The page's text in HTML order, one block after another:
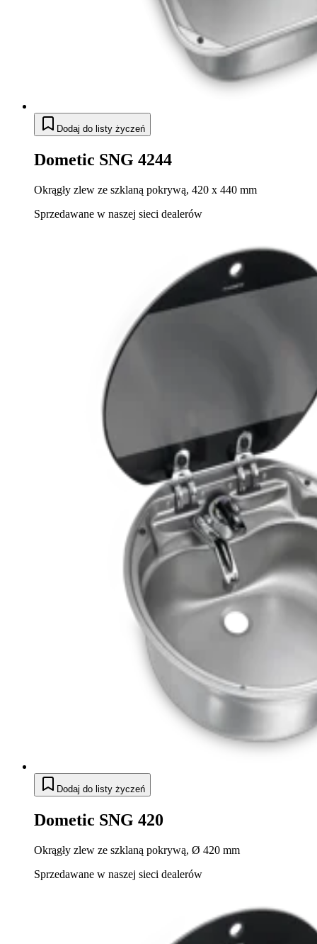
Dodaj do listy życzeń
Dometic SNG 4244
Okrągły zlew ze szklaną pokrywą, 420 x 440 mm
Sprzedawane w naszej sieci dealerów
Dodaj do listy życzeń
Dometic SNG 420
Okrągły zlew ze szklaną pokrywą, Ø 420 mm
Sprzedawane w naszej sieci dealerów